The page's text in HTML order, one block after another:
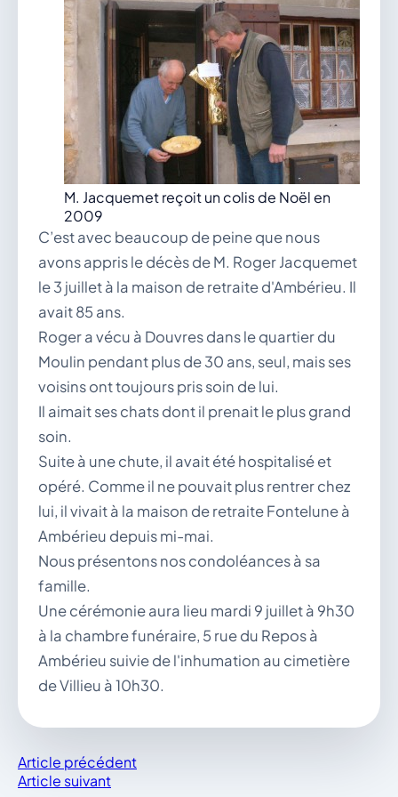
vous.
04 74 38 22 78
mairie@douvres.fr
140 Place de la Babillière, 01500 Douvres
Contacter la mairie
Le guichet des associations
publier une annonce
M. Jacquemet reçoit un colis de Noël en
2009
C’est avec beaucoup de peine que nous
avons appris le décès de M. Roger Jacquemet
le 3 juillet à la maison de retraite d'Ambérieu. Il
avait 85 ans.
Roger a vécu à Douvres dans le quartier du
Moulin pendant plus de 30 ans, seul, mais ses
voisins ont toujours pris soin de lui.
Il aimait ses chats dont il prenait le plus grand
soin.
Suite à une chute, il avait été hospitalisé et
opéré. Comme il ne pouvait plus rentrer chez
lui, il vivait à la maison de retraite Fontelune à
Ambérieu depuis mi-mai.
Nous présentons nos condoléances à sa
famille.
Une cérémonie aura lieu mardi 9 juillet à 9h30
à la chambre funéraire, 5 rue du Repos à
Ambérieu suivie de l'inhumation au cimetière
de Villieu à 10h30.
Article précédent
Article suivant